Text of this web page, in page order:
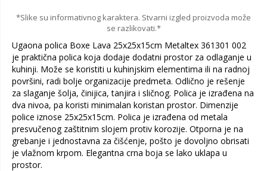
*Slike su informativnog karaktera. Stvarni izgled proizvoda može
se razlikovati.*
Ugaona polica Boxe Lava 25x25x15cm Metaltex 361301 002
je praktična polica koja dodaje dodatni prostor za odlaganje u
kuhinji. Može se koristiti u kuhinjskim elementima ili na radnoj
površini, radi bolje organizacije predmeta. Odlično je rešenje
za slaganje šolja, činijica, tanjira i sličnog. Polica je izrađena na
dva nivoa, pa koristi minimalan koristan prostor. Dimenzije
police iznose 25x25x15cm. Polica je izrađena od metala
presvučenog zaštitnim slojem protiv korozije. Otporna je na
grebanje i jednostavna za čišćenje, pošto je dovoljno obrisati
je vlažnom krpom. Elegantna crna boja se lako uklapa u
prostor.